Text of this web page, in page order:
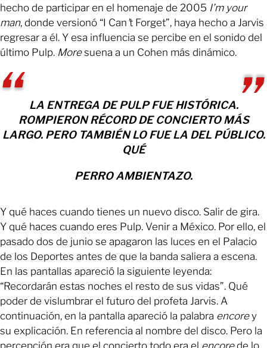
hecho de participar en el homenaje de 2005 I’m your
man, donde versionó “I Can ’t Forget”, haya hecho a Jarvis
regresar a él. Y esa influencia se percibe en el sonido del
último Pulp. Moresuena a un Cohen más dinámico.
LA ENTREGA DE PULP FUE HISTÓRICA.
ROMPIERON RÉCORD DE CONCIERTO MÁS
LARGO. PERO TAMBIÉN LO FUE LA DEL PÚBLICO.
QUÉ
PERRO AMBIENTAZO.
Y qué haces cuando tienes un nuevo disco. Salir de gira.
Y qué haces cuando eres Pulp. Venir a México. Por ello, el
pasado dos de junio se apagaron las luces en el Palacio
de los Deportes antes de que la banda saliera a escena.
En las pantallas apareció la siguiente leyenda:
“Recordarán estas noches el resto de sus vidas”. Qué
poder de vislumbrar el futuro del profeta Jarvis. A
continuación, en la pantalla apareció la palabra encorey
su explicación. En referencia al nombre del disco. Pero la
percepción era que el concierto todo era el encorede lo